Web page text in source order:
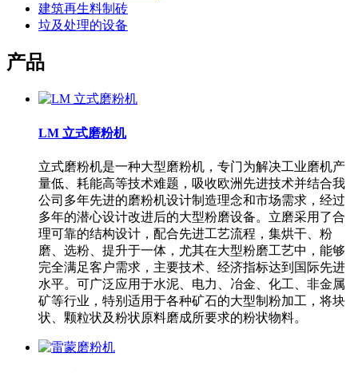
建筑再生料制砖
垃及处理的设备
产品
LM 立式磨粉机
立式磨粉机是一种大型磨粉机，专门为解决工业磨机产
量低、耗能高等技术难题，吸收欧洲先进技术并结合我
公司多年先进的磨粉机设计制造理念和市场需求，经过
多年的潜心设计改进后的大型粉磨设备。立磨采用了合
理可靠的结构设计，配合先进工艺流程，集烘干、粉
磨、选粉、提升于一体，尤其在大型粉磨工艺中，能够
完全满足客户需求，主要技术、经济指标达到国际先进
水平。可广泛应用于水泥、电力、冶金、化工、非金属
矿等行业，特别适用于各种矿石的大型制粉加工，将块
状、颗粒状及粉状原料磨成所要求的粉状物料。